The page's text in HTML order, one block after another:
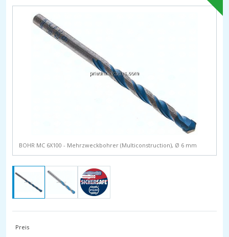
BOHR MC 6X100 - Mehrzweckbohrer (Multiconstruction), Ø 6 mm
Preis